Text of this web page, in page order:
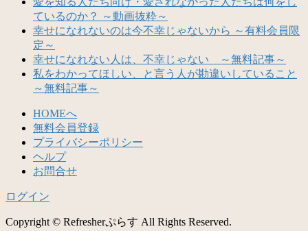
ているのか？ ～動画抜粋～
幸せになれないのは今不幸じゃないから ～有料会員限
定～
幸せになれない人は、不幸じゃない ～無料記事～
私をわかってほしい、と言う人が勘違いしていること
～無料記事～
HOMEへ
無料会員登録
プライバシーポリシー
ヘルプ
お問合せ
ログイン
Copyright © Refresherぷらす All Rights Reserved.